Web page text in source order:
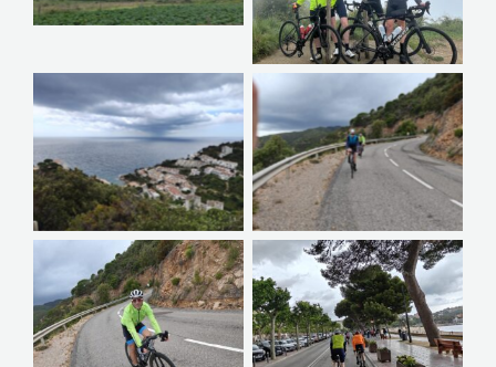
Geen bijschrift Geen bijschrift
Geen bijschrift Geen bijschrift